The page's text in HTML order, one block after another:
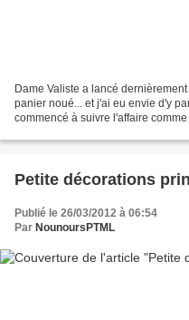
Dame Valiste a lancé
panier noué... et j'ai eu envie d'y
commencé à suivre l'affaire
Petite décorations
Publié le 26/03/2012 à 06:54
Par NounoursPTML